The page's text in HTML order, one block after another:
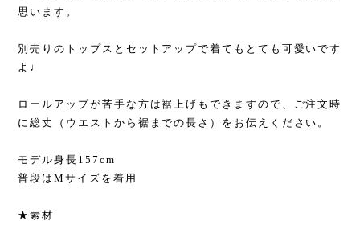
思います。
別売りのトップスとセットアップで着てもとても可愛いです
よ♩
ロールアップが苦手な方は裾上げもできますので、ご注文時
に総丈（ウエストから裾までの長さ）をお伝えください。
モデル身長157cm
普段はMサイズを着用
★素材